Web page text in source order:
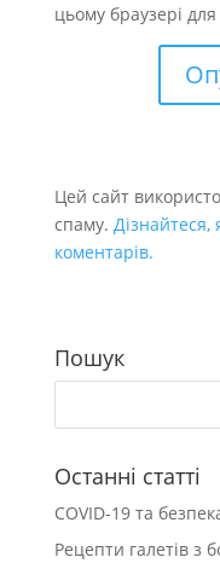
цьому браузері
Цей сайт
спаму.
коментарів.
Пошук
Останні статті
COVID-19 та
Рецепти галетів з